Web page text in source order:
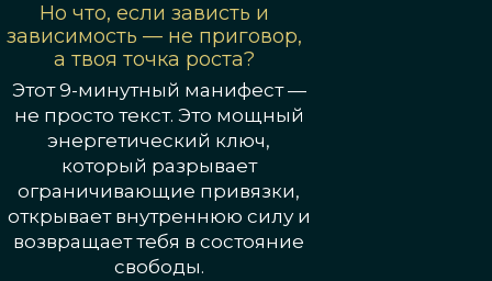
Но что, если зависть и
зависимость — не приговор,
а твоя точка роста?
Этот 9-минутный манифест —
не просто текст. Это мощный
энергетический ключ,
который разрывает
ограничивающие привязки,
открывает внутреннюю силу и
возвращает тебя в состояние
свободы.